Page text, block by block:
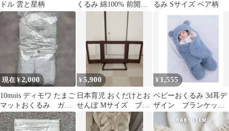
ドル 雲と星柄
くるみ 綿100% 前開き
キルティング 寝冷え 新
るみ Sサイズ ベア柄
現在 ¥2,000
10mois ディモワ たまご
マットおくるみ ガー
ゼケット付き
¥5,900
日本育児 おくだけとお
せんぼ Mサイズ ブラ
ウン フェンス 説明
書付
¥ 1,555
ベビーおくるみ 3d耳デ
ザイン ブランケット
ブルー